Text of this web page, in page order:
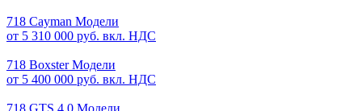
718 Cayman Модели
от 5 310 000 руб. вкл. НДС
718 Boxster Модели
от 5 400 000 руб. вкл. НДС
718 GTS 4.0 Модели